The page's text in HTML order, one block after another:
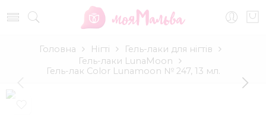
Головна Нігті
Гель-лаки для нігтів
Гель-лаки LunaMoon
Гель-лак Color Lunamoon № 247, 13 мл.